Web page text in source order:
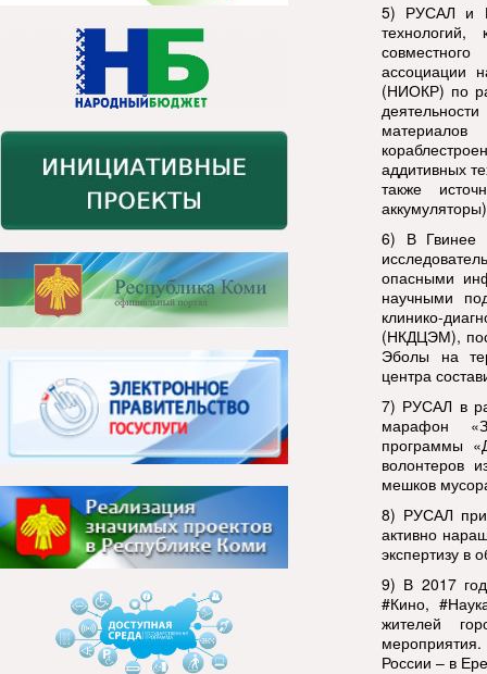
5) РУСАЛ и
ассоциации
(НИОКР) по
материалов
аддитивных
также
6) В Гвинее
опасными
научными
клинико-
(НКДЦЭМ),
Эболы на
центра
7) РУСАЛ в
марафон
программы
волонтеров
мешков
8) РУСАЛ
активно
экспертизу в
9) В 2017
#Кино,
жителей
России – в